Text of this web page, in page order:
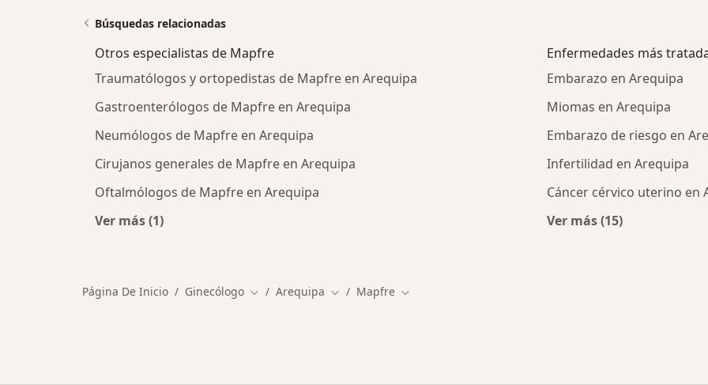
Búsquedas relacionadas
Otros especialistas de Mapfre
Traumatólogos y ortopedistas de Mapfre en Arequipa
Gastroenterólogos de Mapfre en Arequipa
Neumólogos de Mapfre en Arequipa
Cirujanos generales de Mapfre en Arequipa
Oftalmólogos de Mapfre en Arequipa
Ver más (1)
Enfermedades más
Embarazo en Arequipa
Miomas en Arequipa
Embarazo de riesgo en
Infertilidad en Arequipa
Cáncer cérvico uterino en
Ver más (15)
Página De Inicio Ginecólogo Cambiar de ciudad
Arequipa Cambiar de ciudad
Mapfre Cambiar de ciudad